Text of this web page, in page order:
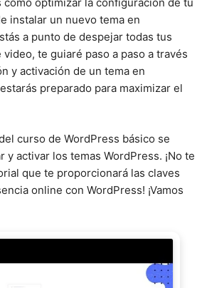
cómo optimizar la configuración de tu
instalar un nuevo tema en
a punto de despejar todas tus
te guiaré paso a paso a través
y activación de un tema en
preparado para maximizar el
curso de WordPress básico se
y activar los temas WordPress. ¡No te
que te proporcionará las claves
online con WordPress! ¡Vamos